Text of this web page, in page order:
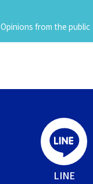
Opinions from the public
LINE